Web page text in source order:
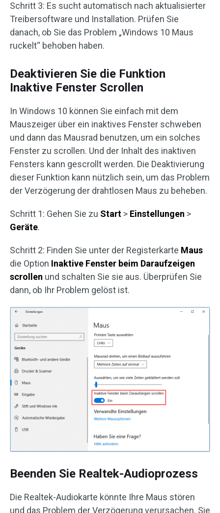
Schritt 3: Es sucht automatisch nach aktualisierter
Treibersoftware und Installation. Prüfen Sie
danach, ob Sie das Problem „Windows 10 Maus
ruckelt“ behoben haben.
Deaktivieren Sie die Funktion
Inaktive Fenster Scrollen
In Windows 10 können Sie einfach mit dem
Mauszeiger über ein inaktives Fenster schweben
und dann das Mausrad benutzen, um ein solches
Fenster zu scrollen. Und der Inhalt des inaktiven
Fensters kann gescrollt werden. Die Deaktivierung
dieser Funktion kann nützlich sein, um das Problem
der Verzögerung der drahtlosen Maus zu beheben.
Schritt 1: Gehen Sie zu Start > Einstellungen >
Geräte.
Schritt 2: Finden Sie unter der Registerkarte Maus
die Option Inaktive Fenster beim Daraufzeigen
scrollen und schalten Sie sie aus. Überprüfen Sie
dann, ob Ihr Problem gelöst ist.
Beenden Sie Realtek-Audioprozess
Die Realtek-Audiokarte könnte Ihre Maus stören
und das Problem der Verzögerung verursachen. Sie